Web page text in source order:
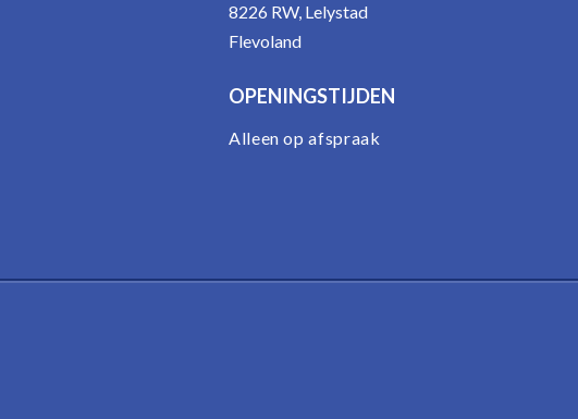
8226 RW, Lelystad
Flevoland
OPENINGSTIJDEN
Alleen op afspraak